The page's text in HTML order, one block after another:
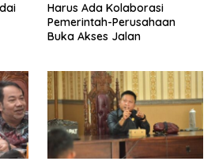
Harus Ada Kolaborasi
Pemerintah-Perusahaan
Buka Akses Jalan